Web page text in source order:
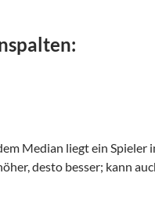
Median liegt ein Spieler
desto besser; kann